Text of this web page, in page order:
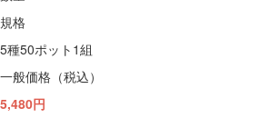
規格
5種50ポット1組
一般価格（税込）
5,480円